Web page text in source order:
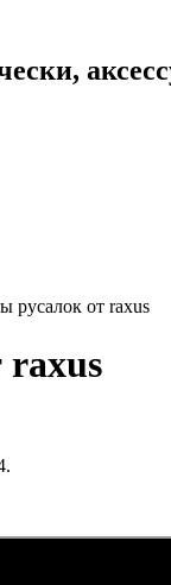
русалок от raxus
raxus